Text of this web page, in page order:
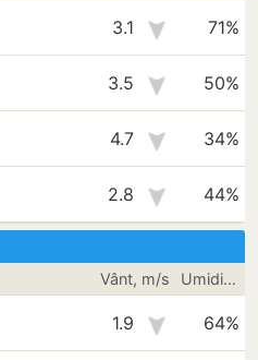
3.1 71%
3.5 50%
4.7 34%
2.8 44%
Vânt, m/s Umiditate
1.9 64%